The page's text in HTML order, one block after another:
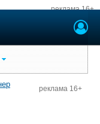
реклама 16+
реклама 16+